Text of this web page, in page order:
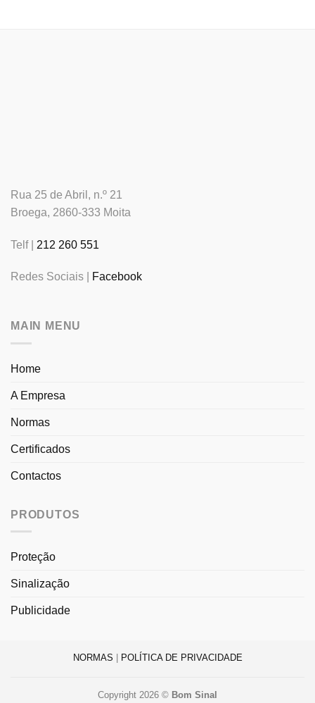
Rua 25 de Abril, n.º 21
Broega, 2860-333 Moita
Telf | 212 260 551
Redes Sociais | Facebook
MAIN MENU
Home
A Empresa
Normas
Certificados
Contactos
PRODUTOS
Proteção
Sinalização
Publicidade
NORMAS POLÍTICA DE PRIVACIDADE
Copyright 2026 © Bom Sinal